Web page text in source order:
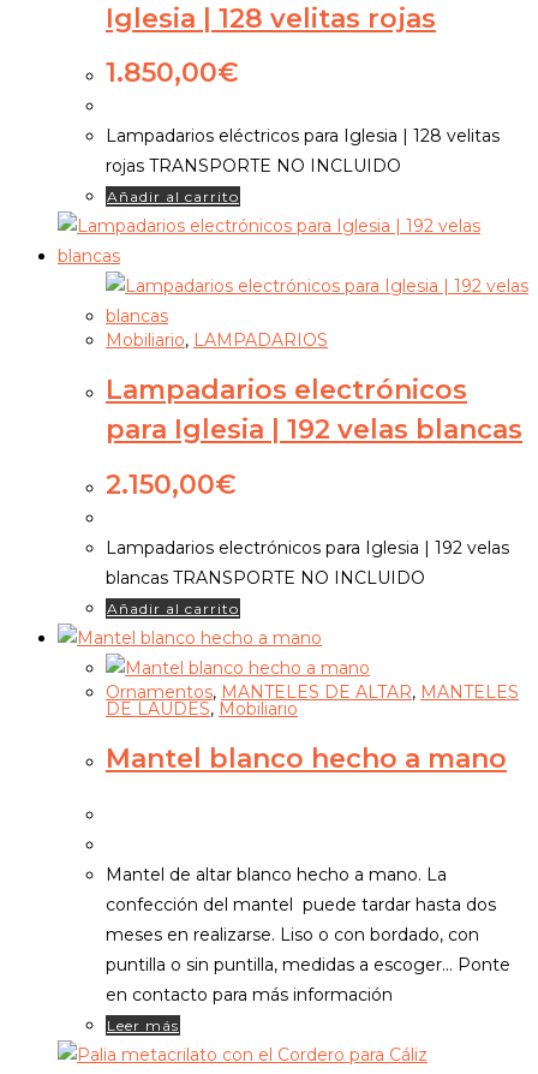
Iglesia | 128 velitas rojas
1.850,00€
Lampadarios eléctricos para Iglesia | 128 velitas
rojas TRANSPORTE NO INCLUIDO
Añadir al carrito
Mobiliario, LAMPADARIOS
Lampadarios electrónicos
para Iglesia | 192 velas blancas
2.150,00€
Lampadarios electrónicos para Iglesia | 192 velas
blancas TRANSPORTE NO INCLUIDO
Añadir al carrito
Ornamentos, MANTELES DE ALTAR, MANTELES
DE LAUDES, Mobiliario
Mantel blanco hecho a mano
Mantel de altar blanco hecho a mano. La
confección del mantel puede tardar hasta dos
meses en realizarse. Liso o con bordado, con
puntilla o sin puntilla, medidas a escoger... Ponte
en contacto para más información
Leer más